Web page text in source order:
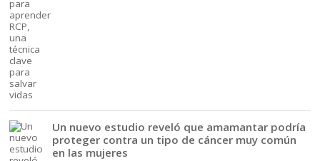
Un nuevo estudio reveló que amamantar podría
proteger contra un tipo de cáncer muy común
en las mujeres